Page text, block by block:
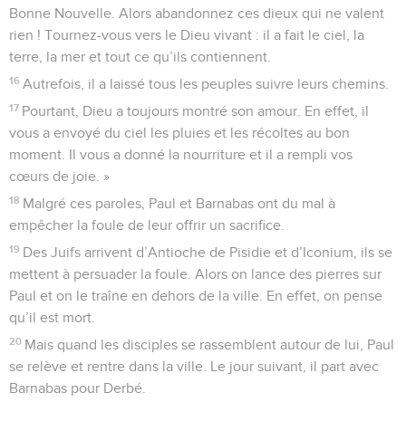
Bonne Nouvelle. Alors abandonnez ces dieux qui ne valent
rien ! Tournez-vous vers le Dieu vivant : il a fait le ciel, la
terre, la mer et tout ce qu’ils contiennent.
16 Autrefois, il a laissé tous les peuples suivre leurs chemins.
17 Pourtant, Dieu a toujours montré son amour. En effet, il
vous a envoyé du ciel les pluies et les récoltes au bon
moment. Il vous a donné la nourriture et il a rempli vos
cœurs de joie. »
18 Malgré ces paroles, Paul et Barnabas ont du mal à
empêcher la foule de leur offrir un sacrifice.
19 Des Juifs arrivent d’Antioche de Pisidie et d’Iconium, ils se
mettent à persuader la foule. Alors on lance des pierres sur
Paul et on le traîne en dehors de la ville. En effet, on pense
qu’il est mort.
20 Mais quand les disciples se rassemblent autour de lui, Paul
se relève et rentre dans la ville. Le jour suivant, il part avec
Barnabas pour Derbé.